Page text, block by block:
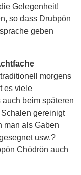
Gelegenheit!
so dass Drubpön
geben
morgens
es viele
beim späteren
gereinigt
man als Gaben
usw.?
Chödrön auch